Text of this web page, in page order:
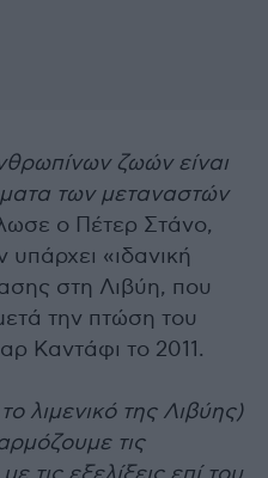
ζωών είναι
των μεταναστών
ο Πέτερ Στάνο,
«ιδανική
στη Λιβύη, που
την πτώση του
Καντάφι το 2011.
λιμενικό της Λιβύης)
τις